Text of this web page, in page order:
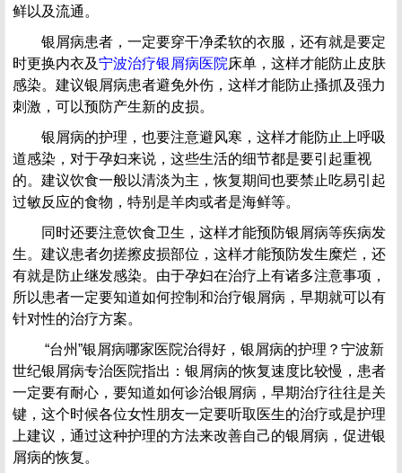
鲜以及流通。
银屑病患者，一定要穿干净柔软的衣服，还有就是要定
时更换内衣及宁波治疗银屑病医院床单，这样才能防止皮肤
感染。建议银屑病患者避免外伤，这样才能防止搔抓及强力
刺激，可以预防产生新的皮损。
银屑病的护理，也要注意避风寒，这样才能防止上呼吸
道感染，对于孕妇来说，这些生活的细节都是要引起重视
的。建议饮食一般以清淡为主，恢复期间也要禁止吃易引起
过敏反应的食物，特别是羊肉或者是海鲜等。
同时还要注意饮食卫生，这样才能预防银屑病等疾病发
生。建议患者勿搓擦皮损部位，这样才能预防发生糜烂，还
有就是防止继发感染。由于孕妇在治疗上有诸多注意事项，
所以患者一定要知道如何控制和治疗银屑病，早期就可以有
针对性的治疗方案。
“台州”银屑病哪家医院治得好，银屑病的护理？宁波新
世纪银屑病专治医院指出：银屑病的恢复速度比较慢，患者
一定要有耐心，要知道如何诊治银屑病，早期治疗往往是关
键，这个时候各位女性朋友一定要听取医生的治疗或是护理
上建议，通过这种护理的方法来改善自己的银屑病，促进银
屑病的恢复。